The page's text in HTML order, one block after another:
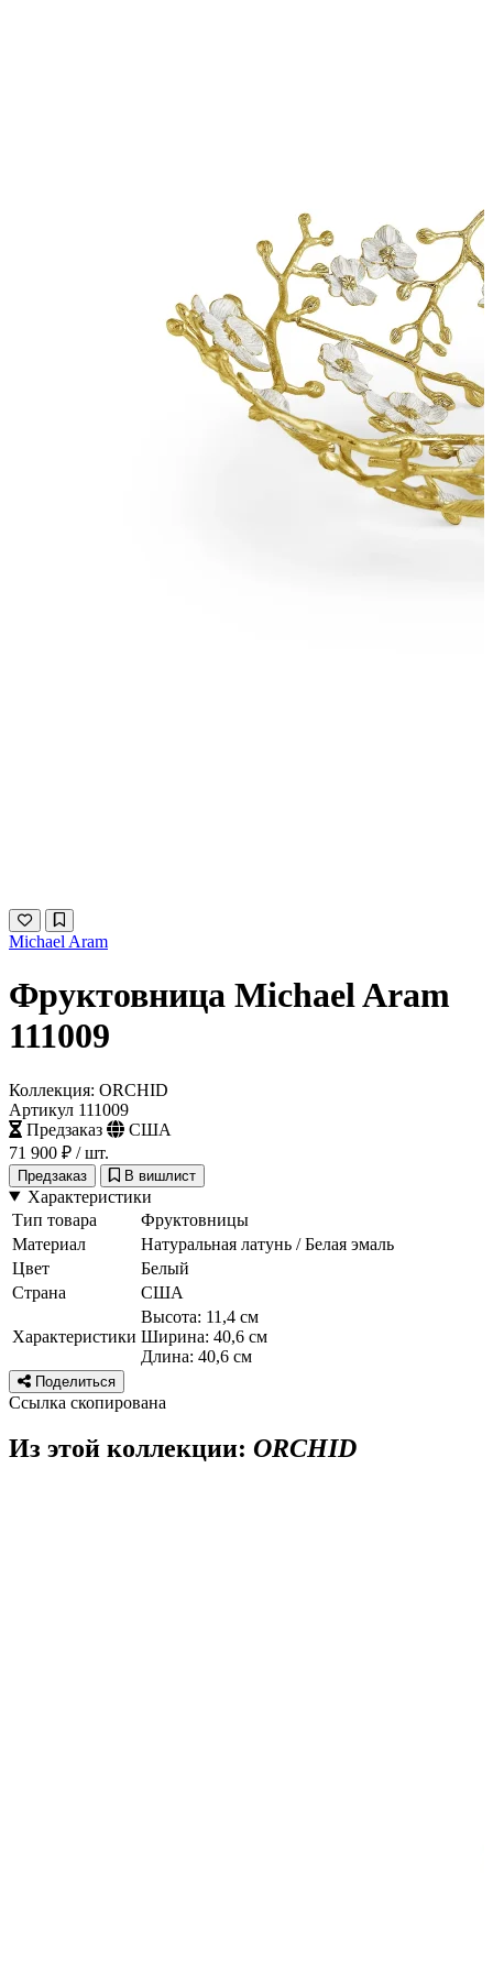
Michael Aram
Фруктовница Michael Aram
111009
Коллекция: ORCHID
Артикул 111009
Предзаказ
США
71 900 ₽ / шт.
Предзаказ В вишлист
Характеристики
Тип товара
Фруктовницы
Материал
Натуральная латунь / Белая эмаль
Цвет
Белый
Страна
США
Характеристики
Высота: 11,4 см
Ширина: 40,6 см
Длина: 40,6 см
Поделиться
Ссылка скопирована
Из этой коллекции: ORCHID